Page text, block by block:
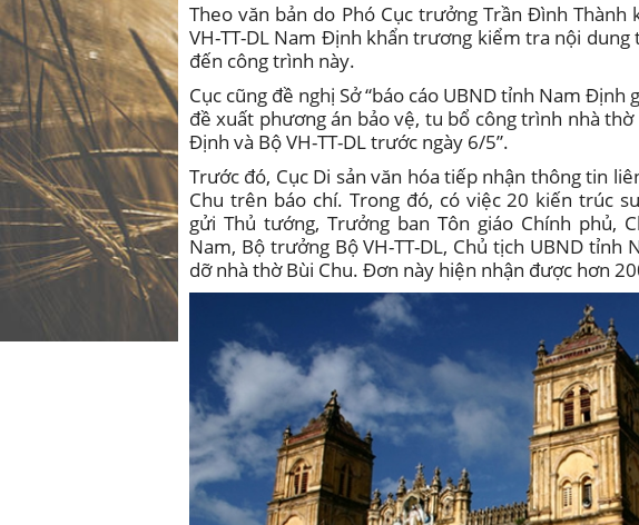
Theo văn bản do Phó Cục trưởng Trần Đình Thành
VH-TT-DL Nam Định khẩn trương kiểm tra nội
đến công trình này.
Cục cũng đề nghị Sở “báo cáo UBND tỉnh Nam Định
đề xuất phương án bảo vệ, tu bổ công trình nhà
Định và Bộ VH-TT-DL trước ngày 6/5”.
Trước đó, Cục Di sản văn hóa tiếp nhận thông tin
Chu trên báo chí. Trong đó, có việc 20 kiến trúc
gửi Thủ tướng, Trưởng ban Tôn giáo Chính phủ,
Nam, Bộ trưởng Bộ VH-TT-DL, Chủ tịch UBND
dỡ nhà thờ Bùi Chu. Đơn này hiện nhận được hơn